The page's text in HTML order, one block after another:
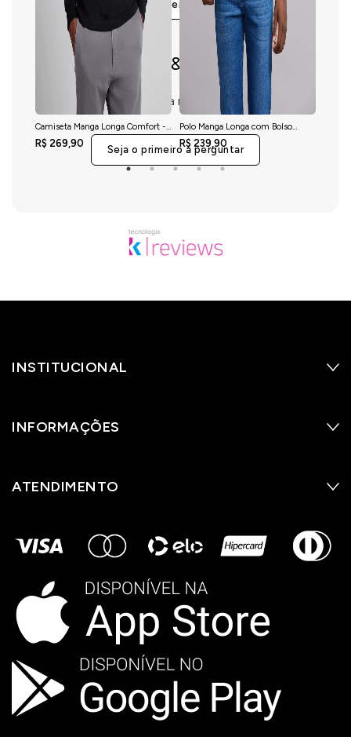
Camiseta Manga Longa Comfort -
R$ 269,90
Polo Manga Longa com Bolso
Comfort Premium - Azul Marinho
R$ 239,90
Seja o primeiro a avaliar
Perguntas & respostas
Este produto ainda não tem perguntas
Seja o primeiro a perguntar
INSTITUCIONAL
INFORMAÇÕES
ATENDIMENTO